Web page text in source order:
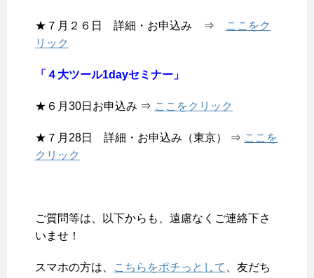
★７月２６日 詳細・お申込み ⇒
ここをク
リック
「４大ツール1dayセミナー」
★６月30日お申込み ⇒ ここをクリック
★７月28日 詳細・お申込み（東京） ⇒ ここを
クリック
ご質問等は、以下からも、遠慮なくご連絡下さ
いませ！
スマホの方は、 こちらをポチっとして
、友だち